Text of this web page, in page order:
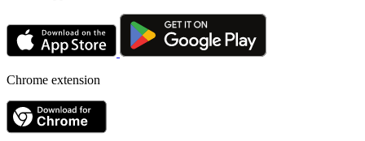
Chrome extension